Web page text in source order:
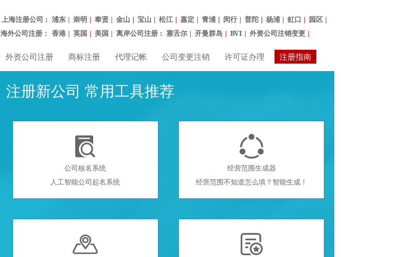
上海注册公司 ： 浦东 | 崇明 | 奉贤 | 金山 | 宝山 | 松江 | 嘉定 | 青浦 | 闵行 | 普陀 | 杨浦 | 虹口 | 园区 |
海外公司注册： 香港 | 英国 | 美国 | 离岸公司注册 ： 塞舌尔 | 开曼群岛 | BVI | 外资公司注销变更 |
外资公司注册 商标注册 代理记帐 公司变更注销 许可证办理 注册指南
注册新公司 常用工具推荐

公司核名系统
人工智能公司起名系统

经营范围生成器
经营范围不知道怎么填？智能生成！
 